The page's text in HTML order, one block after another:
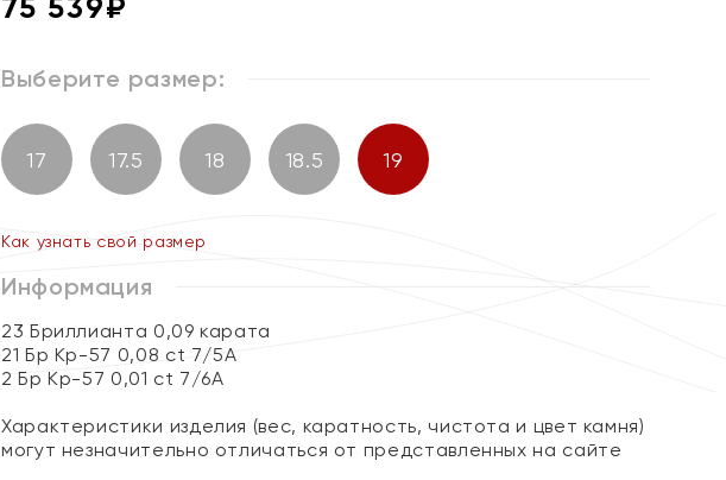
Выберите размер:
17 17.5 18 18.5 19
Как узнать свой размер
Информация
23 Бриллианта 0,09 карата
21 Бр Кр-57 0,08 ct 7/5А
2 Бр Кр-57 0,01 ct 7/6А
Характеристики изделия (вес, каратность, чистота и цвет камня)
могут незначительно отличаться от представленных на сайте